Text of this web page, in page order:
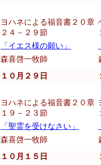
ヨハネによる福音書２０章
２４－２９節
「イエス様の願い」
森喜啓一牧師
１０月２９日
ヨハネによる福音書２０章
１９－２３節
「聖霊を受けなさい」
森喜啓一牧師
１０月１５日